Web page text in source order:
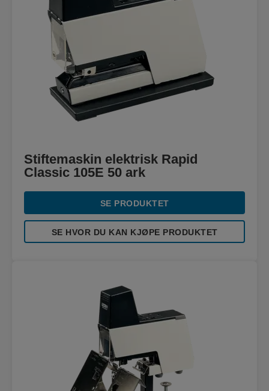
Stiftemaskin elektrisk Rapid
Classic 105E 50 ark
SE PRODUKTET
SE HVOR DU KAN KJØPE PRODUKTET